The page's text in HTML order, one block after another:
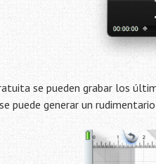
se pueden grabar los
puede generar un